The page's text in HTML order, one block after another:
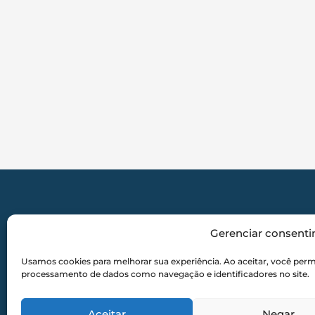
Gerenciar
Usamos cookies para melhorar sua experiência. Ao aceitar, você
processamento de dados como navegação e identificadores no site.
Aviso Legal:A Mêndora Corretora
sendo instituição financeira,
financeiras. Os consórcios